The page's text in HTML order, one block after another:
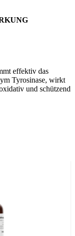
effektiv das
Tyrosinase, wirkt
und schützend
UVB-Strahlen und
von Vitaminen
(EU) Nr.